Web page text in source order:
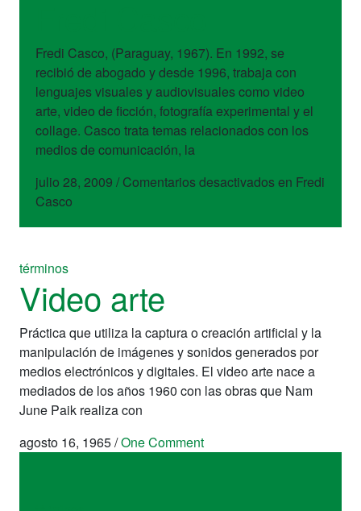
Fredi Casco, (Paraguay, 1967). En 1992, se
recibió de abogado y desde 1996, trabaja con
lenguajes visuales y audiovisuales como video
arte, video de ficción, fotografía experimental y el
collage. Casco trata temas relacionados con los
medios de comunicación, la
julio 28, 2009 / Comentarios desactivadosen Fredi
Casco
términos
Video arte
Práctica que utiliza la captura o creación artificial y la
manipulación de imágenes y sonidos generados por
medios electrónicos y digitales. El video arte nace a
mediados de los años 1960 con las obras que Nam
June Paik realiza con
agosto 16, 1965/One Comment